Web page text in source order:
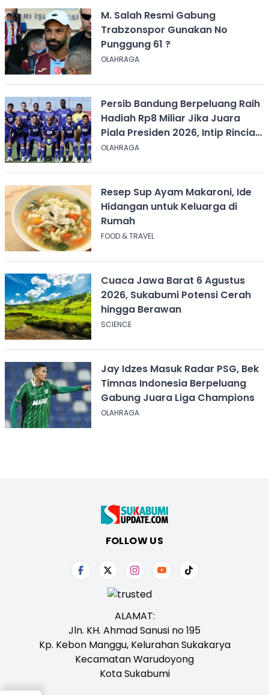
M. Salah Resmi Gabung
Trabzonspor Gunakan No
Punggung 61 ?
OLAHRAGA
Persib Bandung Berpeluang Raih
Hadiah Rp8 Miliar Jika Juara
Piala Presiden 2026, Intip Rincian
Bonusnya
OLAHRAGA
Resep Sup Ayam Makaroni, Ide
Hidangan untuk Keluarga di
Rumah
FOOD & TRAVEL
Cuaca Jawa Barat 6 Agustus
2026, Sukabumi Potensi Cerah
hingga Berawan
SCIENCE
Jay Idzes Masuk Radar PSG, Bek
Timnas Indonesia Berpeluang
Gabung Juara Liga Champions
OLAHRAGA
FOLLOW US
ALAMAT:
Jln. KH. Ahmad Sanusi no 195
Kp. Kebon Manggu, Kelurahan Sukakarya
Kecamatan Warudoyong
Kota Sukabumi